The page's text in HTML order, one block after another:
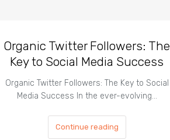
Organic Twitter Followers: The
Key to Social Media Success
Organic Twitter Followers: The Key to Social
Media Success In the ever-evolving…
Continue reading